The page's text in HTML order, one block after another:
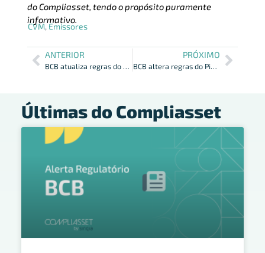
do Compliasset, tendo o propósito puramente
informativo.
CVM,Emissores
ANTERIOR
BCB atualiza regras do Demonstrativo de Limites Operacionais Individuais e ajusta envio de informações prudenciais
PRÓXIMO
BCB altera regras do Pix sobre saque, devolução e supervisão de participantes
Últimas do Compliasset